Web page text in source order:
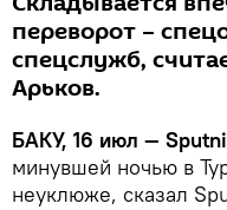
переворот –
спецслужб,
Арьков.
БАКУ, 16 июл —
минувшей ночью в
неуклюже, сказал